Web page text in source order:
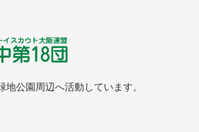
地公園周辺へ活動しています。